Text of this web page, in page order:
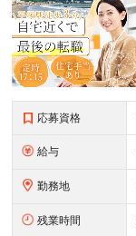
応募資格
給与
勤務地
残業時間